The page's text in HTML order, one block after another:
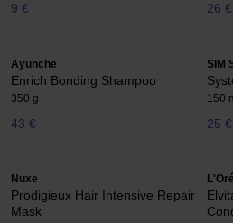
9 € 26 €
Ayunche
Enrich Bonding Shampoo
350 g
43 €
SIM
150
25 €
Nuxe
Prodigieux Hair Intensive Repair
Mask